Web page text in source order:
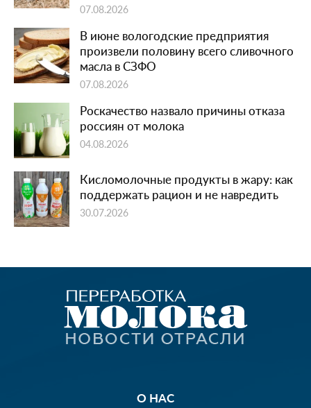
07.08.2026
В июне вологодские предприятия
произвели половину всего сливочного
масла в СЗФО
07.08.2026
Роскачество назвало причины отказа
россиян от молока
04.08.2026
Кисломолочные продукты в жару: как
поддержать рацион и не навредить
30.07.2026
О НАС